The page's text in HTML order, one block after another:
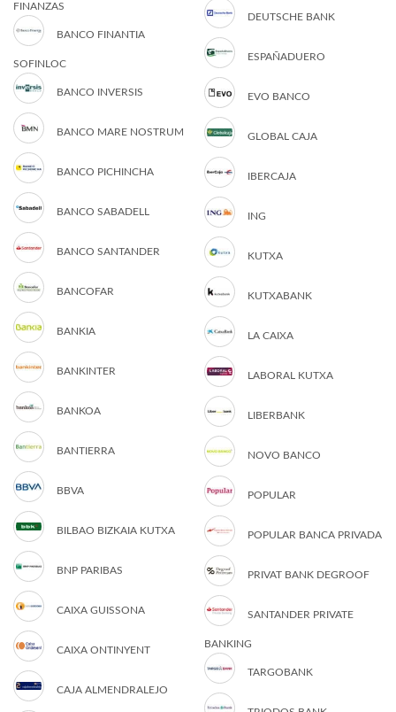
FINANZAS
BANCO FINANTIA
SOFINLOC
BANCO INVERSIS
BANCO MARE NOSTRUM
BANCO PICHINCHA
BANCO SABADELL
BANCO SANTANDER
BANCOFAR
BANKIA
BANKINTER
BANKOA
BANTIERRA
BBVA
BILBAO BIZKAIA KUTXA
BNP PARIBAS
CAIXA GUISSONA
CAIXA ONTINYENT
CAJA ALMENDRALEJO
DEUTSCHE BANK
ESPAÑADUERO
EVO BANCO
GLOBAL CAJA
IBERCAJA
ING
KUTXA
KUTXABANK
LA CAIXA
LABORAL KUTXA
LIBERBANK
NOVO BANCO
POPULAR
POPULAR BANCA PRIVADA
PRIVAT BANK DEGROOF
SANTANDER PRIVATE
BANKING
TARGOBANK